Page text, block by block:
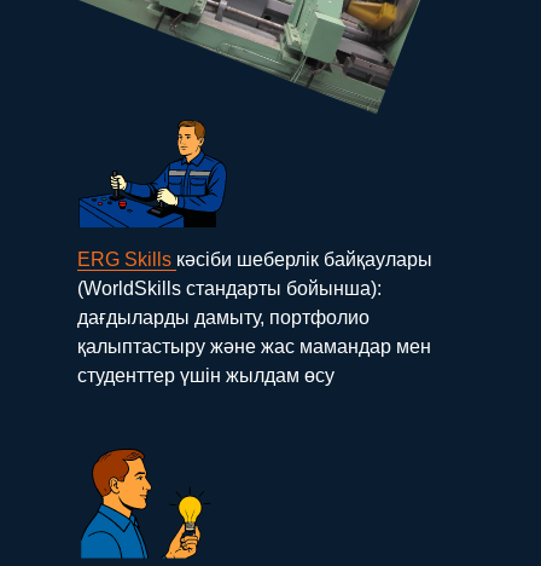
ERG Skills кәсіби шеберлік байқаулары
(WorldSkills стандарты бойынша):
дағдыларды дамыту, портфолио
қалыптастыру және жас мамандар мен
студенттер үшін жылдам өсу